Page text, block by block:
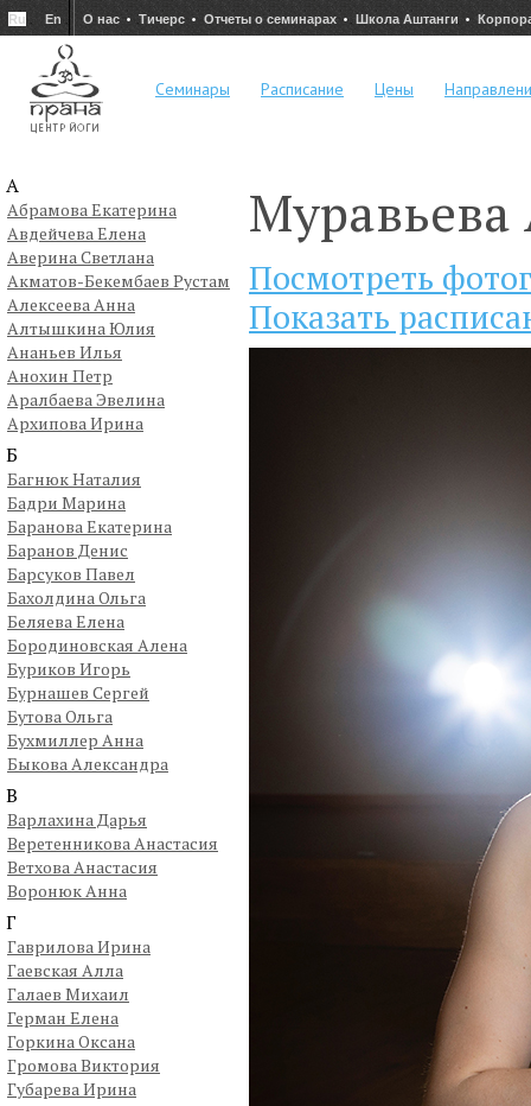
Ru En О нас Тичерс Отчеты о семинарах Школа Аштанги
Семинары Расписание Цены
А
Абрамова Екатерина
Авдейчева Елена
Аверина Светлана
Акматов-Бекембаев Рустам
Алексеева Анна
Алтышкина Юлия
Ананьев Илья
Анохин Петр
Аралбаева Эвелина
Архипова Ирина
Б
Багнюк Наталия
Бадри Марина
Баранова Екатерина
Баранов Денис
Барсуков Павел
Бахолдина Ольга
Беляева Елена
Бородиновская Алена
Буриков Игорь
Бурнашев Сергей
Бутова Ольга
Бухмиллер Анна
Быкова Александра
В
Варлахина Дарья
Веретенникова Анастасия
Ветхова Анастасия
Воронюк Анна
Г
Гаврилова Ирина
Гаевская Алла
Галаев Михаил
Герман Елена
Горкина Оксана
Громова Виктория
Губарева Ирина
Посмотреть
Показать